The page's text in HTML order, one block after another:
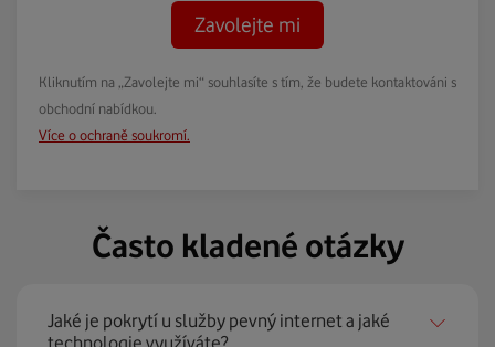
Zavolejte mi
Kliknutím na „Zavolejte mi“ souhlasíte s tím, že budete kontaktováni s
obchodní nabídkou.
Více o ochraně soukromí.
Často kladené otázky
Jaké je pokrytí u služby pevný internet a jaké
technologie využíváte?